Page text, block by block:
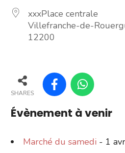
xxxPlace centrale
Villefranche-de-
12200
SHARES
Évènement à venir
Marché du samedi - 1